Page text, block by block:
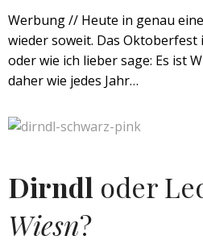
Werbung // Heute in genau
wieder soweit. Das
oder wie ich lieber sage: Es ist
daher wie jedes Jahr…
Dirndl oder
Wiesn?